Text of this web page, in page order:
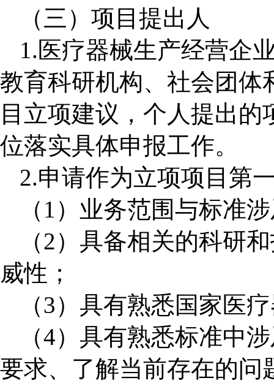
（三）项目提出人
1.医疗器械生产经营企
教育科研机构、社会团体
目立项建议，个人提出
位落实具体申报工作。
2.申请作为立项项目 第
（ 1 ）业务范围与标准
（2）具备相关的科研
威性；
（3）具有熟悉国家医
（4）具有熟悉标准中
要求、了解当前存在的问